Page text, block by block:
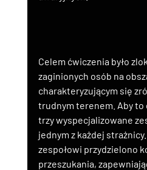
Celem ćwiczenia było
zaginionych osób na
charakteryzującym się
trudnym terenem. Aby to
trzy wyspecjalizowane
jednym z każdej
zespołowi przydzielono
przeszukania,